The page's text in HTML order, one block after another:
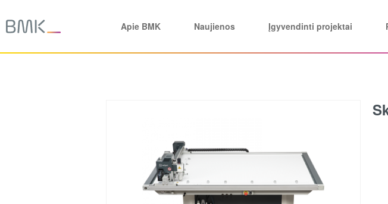
Apie BMK Naujienos Įgyvendinti projektai